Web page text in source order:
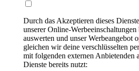
Durch das Akzeptieren dieses
unserer Online-Werbeeinschaltungen
auswerten und unser Werbeangebot
gleichen wir deine verschlüsselten
mit folgenden externen Anbietenden
Dienste bereits nutzt: